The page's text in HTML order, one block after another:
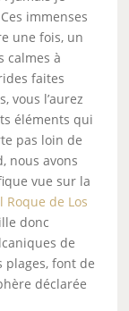
immenses
une fois, un
calmes à
faites
vous l’aurez
éléments qui
pas loin de
nous avons
vue sur la
Roque de Los
donc
de
plages, font de
déclarée